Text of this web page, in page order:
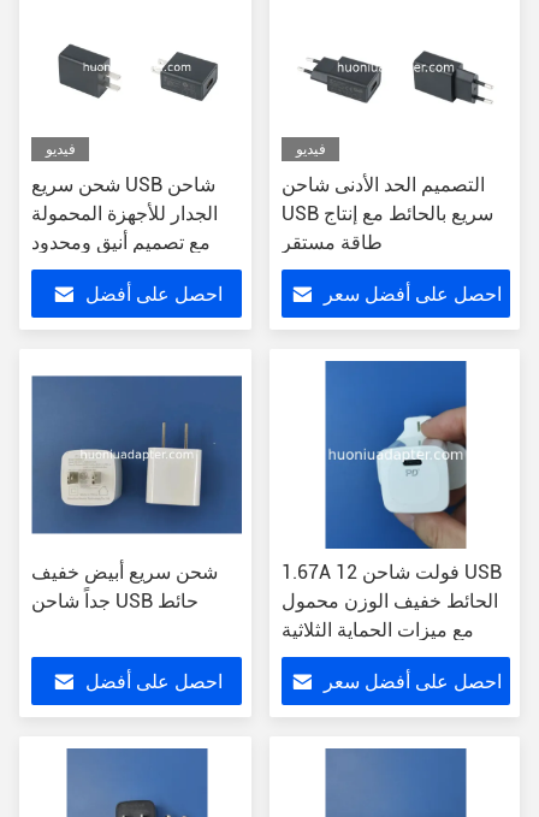
فيديو
شحن سريع USB شاحن
الجدار للأجهزة المحمولة
مع تصميم أنيق ومحدود
احصل على أفضل
فيديو
التصميم الحد الأدنى شاحن
USB سريع بالحائط مع إنتاج
طاقة مستقر
احصل على أفضل سعر
شحن سريع أبيض خفيف
جداً شاحن USB حائط
احصل على أفضل
1.67A 12 فولت شاحن USB
الحائط خفيف الوزن محمول
مع ميزات الحماية الثلاثية
احصل على أفضل سعر